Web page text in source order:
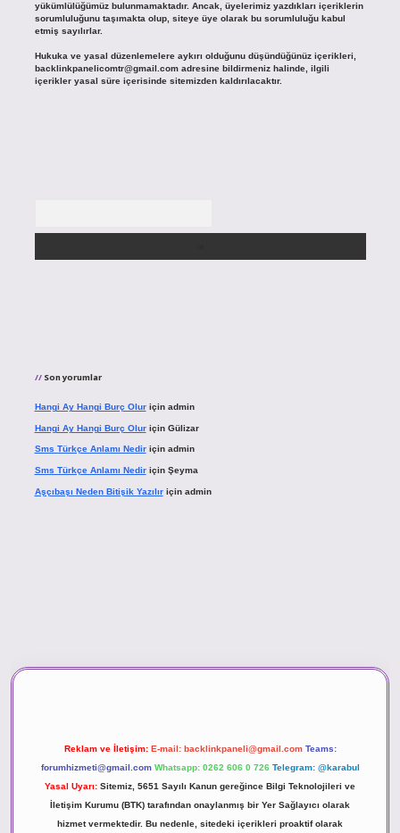
yükümlülüğümüz bulunmamaktadır. Ancak, üyelerimiz yazdıkları içeriklerin
sorumluluğunu taşımakta olup, siteye üye olarak bu sorumluluğu kabul
etmiş sayılırlar.
Hukuka ve yasal düzenlemelere aykırı olduğunu düşündüğünüz içerikleri,
backlinkpanelicomtr@gmail.comadresine bildirmeniz halinde, ilgili
içerikler yasal süre içerisinde sitemizden kaldırılacaktır.
Son yorumlar
Hangi Ay Hangi Burç Oluriçin admin
Hangi Ay Hangi Burç Oluriçin Gülizar
Sms Türkçe Anlamı Nediriçin admin
Sms Türkçe Anlamı Nediriçin Şeyma
Aşçıbaşı Neden Bitişik Yazılıriçin admin
Reklam ve İletişim: E-mail: backlinkpaneli@gmail.com Teams:
forumhizmeti@gmail.com Whatsapp: 0262 606 0 726 Telegram: @karabul
Yasal Uyarı: Sitemiz, 5651 Sayılı Kanun gereğince Bilgi Teknolojileri ve
İletişim Kurumu (BTK) tarafından onaylanmış bir Yer Sağlayıcı olarak
hizmet vermektedir. Bu nedenle, sitedeki içerikleri proaktif olarak